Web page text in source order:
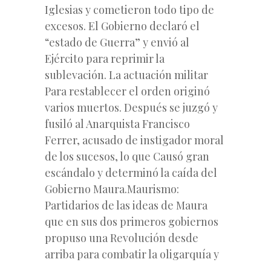
Iglesias y cometieron todo tipo de
excesos. El Gobierno declaró el
“estado de Guerra” y envió al
Ejército para reprimir la
sublevación. La actuación militar
Para restablecer el orden originó
varios muertos. Después se juzgó y
fusiló al Anarquista Francisco
Ferrer, acusado de instigador moral
de los sucesos, lo que Causó gran
escándalo y determinó la caída del
Gobierno Maura.Maurismo:
Partidarios de las ideas de Maura
que en sus dos primeros gobiernos
propuso una Revolución desde
arriba para combatir la oligarquía y